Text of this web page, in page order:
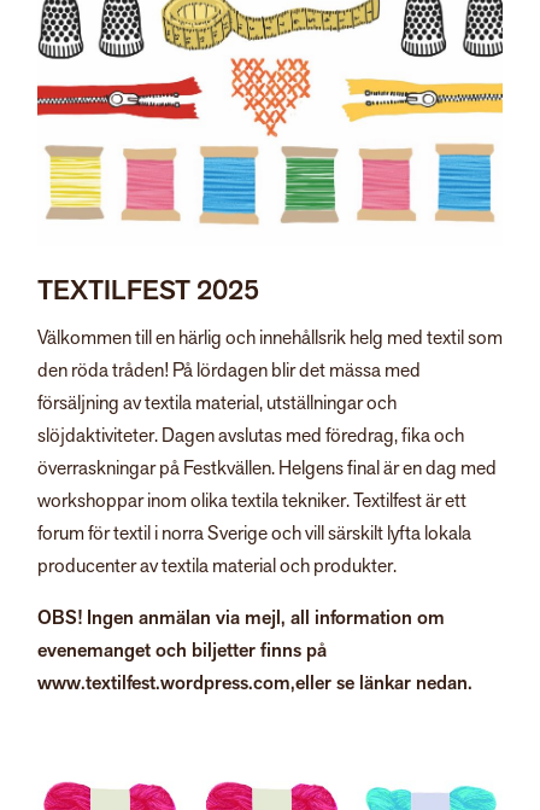
TEXTILFEST 2025
Välkommen till en härlig och innehållsrik helg med textil som
den röda tråden! På lördagen blir det mässa med
försäljning av textila material, utställningar och
slöjdaktiviteter. Dagen avslutas med föredrag, fika och
överraskningar på Festkvällen. Helgens final är en dag med
workshoppar inom olika textila tekniker. Textilfest är ett
forum för textil i norra Sverige och vill särskilt lyfta lokala
producenter av textila material och produkter.
OBS! Ingen anmälan via mejl, all information om
evenemanget och biljetter finns på
www.textilfest.wordpress.com,eller se länkar nedan.